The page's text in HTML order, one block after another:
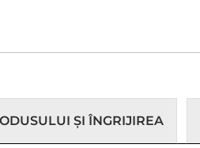
ȘI ÎNGRIJIREA